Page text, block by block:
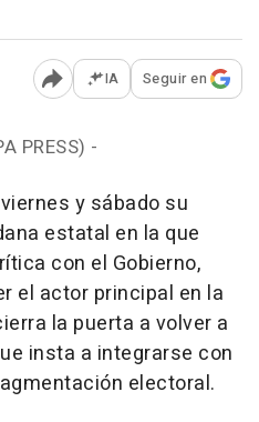
Abrir opciones para
IA Seguir en
PRESS) -
y sábado su
estatal en la que
con el Gobierno,
el actor principal en la
la puerta a volver a
insta a integrarse con
electoral.